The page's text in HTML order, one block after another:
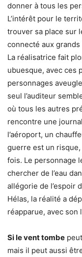
donner à tous les
L’intérêt pour le
trouver sa place sur
connecté aux
La réalisatrice fait
ubuesque, avec ces
personnages
seul l’auditeur
où tous les autres
rencontre une
l’aéroport, un
guerre est un
fois. Le personnage
chercher de l’eau
allégorie de l’espoir
Hélas, la réalité a
réapparue, avec son
Si le vent tombe
mais il peut aussi